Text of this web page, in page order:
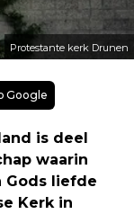
Protestante kerk Drunen
Google
is deel
waarin
Gods liefde
Kerk in